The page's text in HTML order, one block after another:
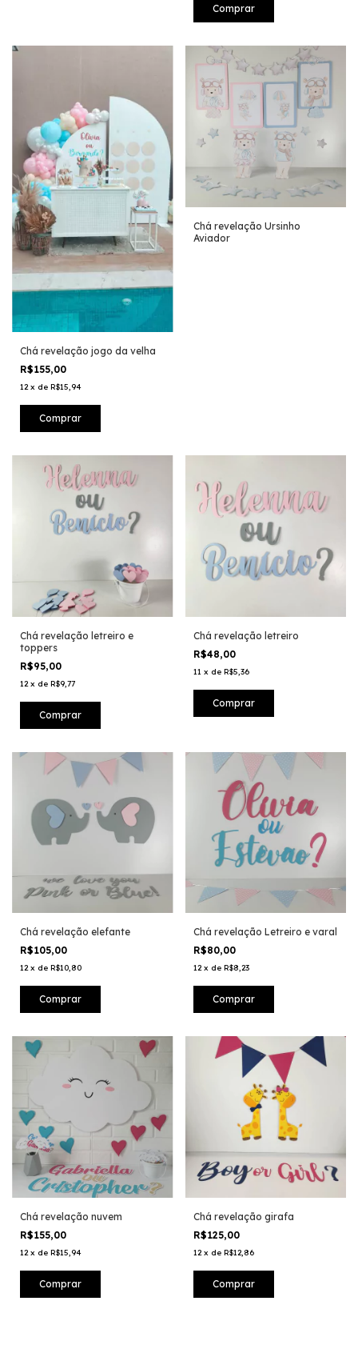
Chá revelação jogo da velha
R$155,00
12 x de R$15,94
Chá revelação Ursinho
Aviador
Chá revelação letreiro e
toppers
R$95,00
12 x de R$9,77
Chá revelação letreiro
R$48,00
11 x de R$5,36
Chá revelação elefante
R$105,00
12 x de R$10,80
Chá revelação Letreiro e varal
R$80,00
12 x de R$8,23
Chá revelação nuvem
R$155,00
12 x de R$15,94
Chá revelação girafa
R$125,00
12 x de R$12,86